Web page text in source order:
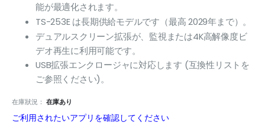
能が最適化されます。
TS-253E は長期供給モデルです（最高 2029年まで）。
デュアルスクリーン拡張が、監視または4K高解像度ビ
デオ再生に利用可能です。
USB拡張エンクロージャに対応します (互換性リストを
ご参照ください)。
在庫狀況： 在庫あり
ご利用されたいアプリを確認してください